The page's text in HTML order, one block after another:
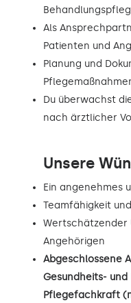
Als
Patienten und
Planung und
Du überwachst
nach ärztlicher
Unsere
Ein angenehmes
Teamfähigkeit
Wertschätzender
Angehörigen
Abgeschlossene
Gesundheits-
Pflegefachkraft